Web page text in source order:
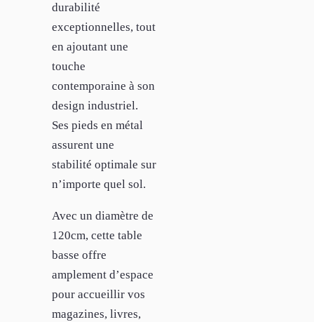
durabilité
exceptionnelles, tout
en ajoutant une
touche
contemporaine à son
design industriel.
Ses pieds en métal
assurent une
stabilité optimale sur
n’importe quel sol.
Avec un diamètre de
120cm, cette table
basse offre
amplement d’espace
pour accueillir vos
magazines, livres,